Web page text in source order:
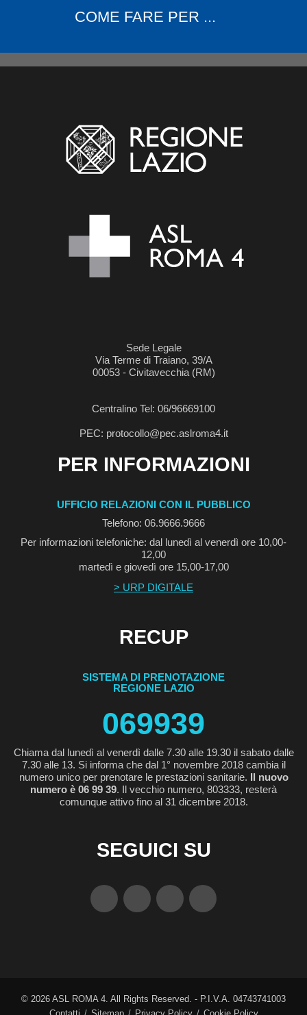
COME FARE PER ...
Sede Legale
Via Terme di Traiano, 39/A
00053 - Civitavecchia (RM)
Centralino Tel: 06/96669100
PEC: protocollo@pec.aslroma4.it
PER INFORMAZIONI
UFFICIO RELAZIONI CON IL PUBBLICO
Telefono: 06.9666.9666
Per informazioni telefoniche: dal lunedì al venerdì ore 10,00-
12,00
martedì e giovedì ore 15,00-17,00
> URP DIGITALE
RECUP
SISTEMA DI PRENOTAZIONE
REGIONE LAZIO
069939
Chiama dal lunedì al venerdì dalle 7.30 alle 19.30 il sabato dalle
7.30 alle 13. Si informa che dal 1° novembre 2018 cambia il
numero unico per prenotare le prestazioni sanitarie. Il nuovo
numero è 06 99 39. Il vecchio numero, 803333, resterà
comunque attivo fino al 31 dicembre 2018.
SEGUICI SU
© 2026 ASL ROMA 4. All Rights Reserved. - P.I.V.A. 04743741003